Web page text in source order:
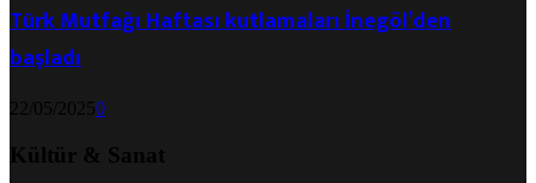
Türk Mutfağı Haftası kutlamaları İnegöl’den
başladı
22/05/20250
Kültür & Sanat